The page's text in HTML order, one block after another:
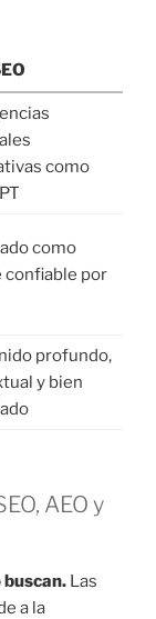
como
como
por
profundo,
y bien
AEO y
Las
a la